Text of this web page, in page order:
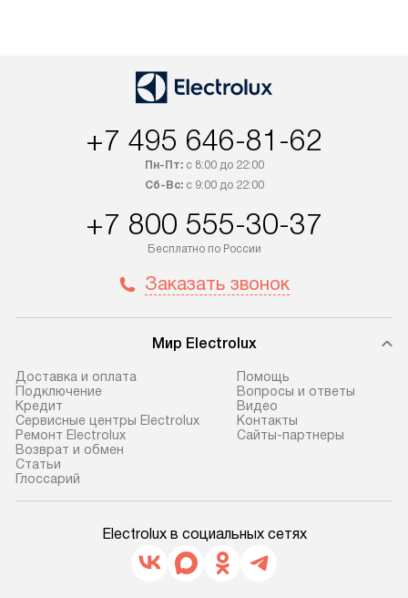
+7 495 646-81-62
Пн-Пт:с 8:00 до 22:00
Сб-Вс:с 9:00 до 22:00
+7 800 555-30-37
Бесплатно по России
Заказать звонок
Мир Electrolux
Доставка и оплата
Подключение
Кредит
Сервисные центры Electrolux
Ремонт Electrolux
Возврат и обмен
Cтатьи
Глоссарий
Помощь
Вопросы и ответы
Видео
Контакты
Сайты-партнеры
Electrolux в социальных сетях